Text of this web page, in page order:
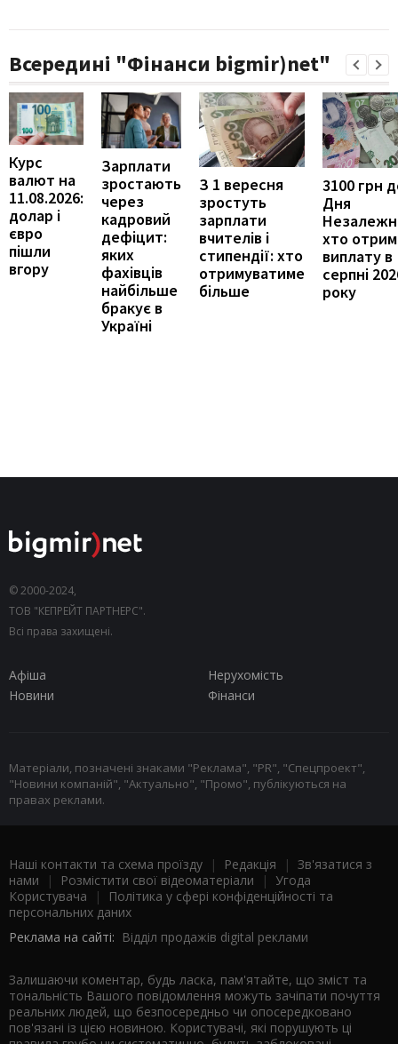
Всередині "Фінанси bigmir)net"
Курс
валют на
11.08.2026:
долар і
євро
пішли
вгору
Зарплати
зростають
через
кадровий
дефіцит:
яких
фахівців
найбільше
бракує в
Україні
З 1 вересня
зростуть
зарплати
вчителів і
стипендії: хто
отримуватиме
більше
3100 грн
Дня
хто
виплату в
серпні
року
© 2000-2024,
ТОВ "КЕПРЕЙТ ПАРТНЕРС".
Всі права захищені.
Афіша
Нерухомість
Новини
Фінанси
Матеріали, позначені знаками "Реклама", "PR", "Спецпроект",
"Новини компаній", "Актуально", "Промо", публікуються на
правах реклами.
Наші контакти та схема проїзду | Редакція | Зв'язатися з
нами | Розмістити свої відеоматеріали | Угода
Користувача |
Політика у сфері конфіденційності та
персональних даних
Реклама на сайті: Відділ продажів digital реклами
Залишаючи коментар, будь ласка, пам'ятайте, що зміст та
тональність Вашого повідомлення можуть зачіпати почуття
реальних людей, що безпосередньо чи опосередковано
пов'язані із цією новиною. Користувачі, які порушують ці